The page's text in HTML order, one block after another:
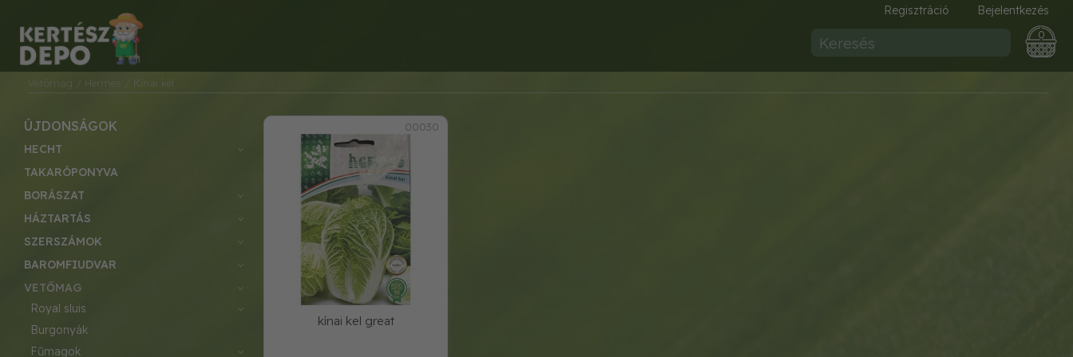
Regisztráció Bejelentkezés
0
Vetőmag / Hermes / Kínai kel
00030
kínai kel great
ÚJDONSÁGOK
HECHT
TAKARÓPONYVA
BORÁSZAT
HÁZTARTÁS
SZERSZÁMOK
BAROMFIUDVAR
VETŐMAG
royal sluis
burgonyák
fűmagok